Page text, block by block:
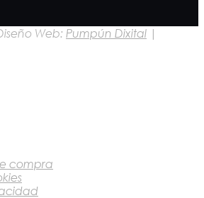
Web: Pumpún Dixital |
compra